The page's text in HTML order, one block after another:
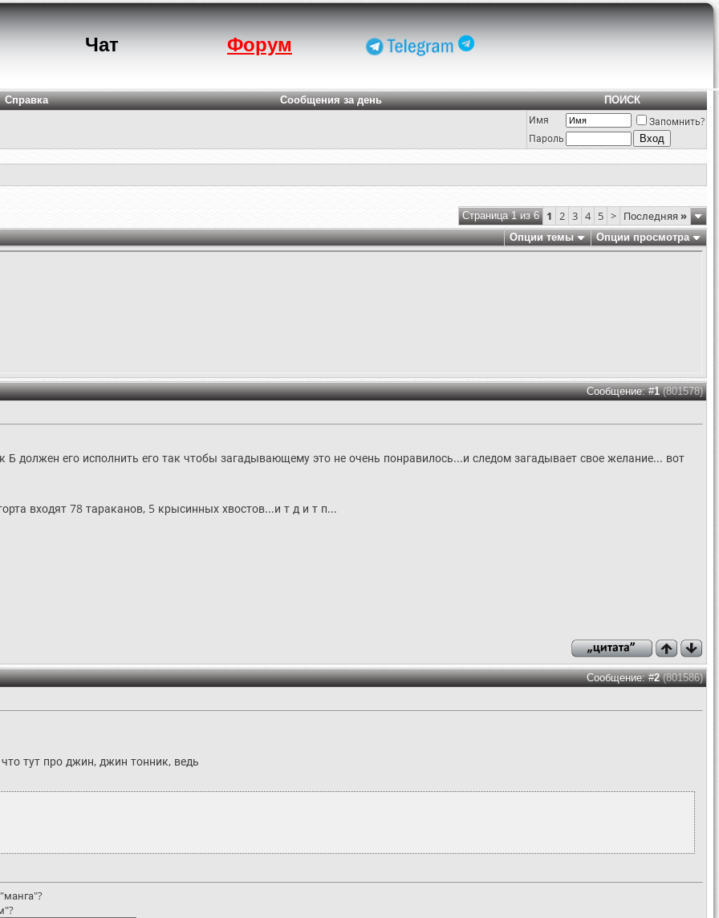
Чат Форум
Справка Сообщения за день ПОИСК
Имя
Запомнить?
Пароль
Страница 1 из 6 1 2 3 4 5 > Последняя»
Опции темы Опции просмотра
Сообщение: #1(801578)
Б должен его исполнить его так чтобы загадывающему это не очень понравилось...и следом загадывает свое желание... вот
входят 78 тараканов, 5 крысинных хвостов...и т д и т п...
Сообщение: #2(801586)
тут про джин, джин тонник, ведь